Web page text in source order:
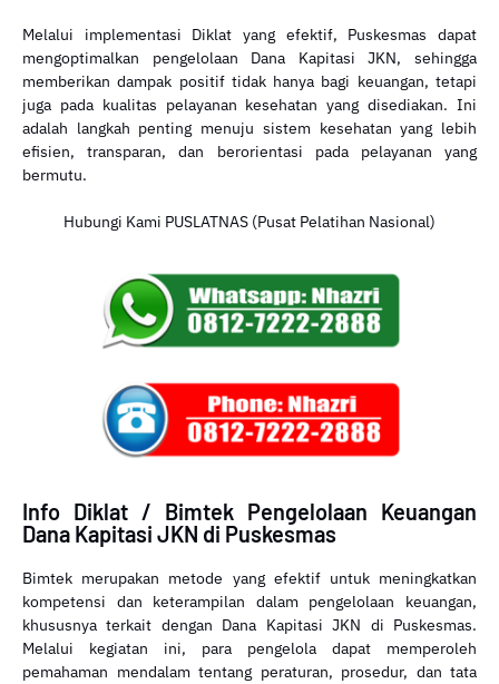
Melalui implementasi Diklat yang efektif, Puskesmas dapat
mengoptimalkan pengelolaan Dana Kapitasi JKN, sehingga
memberikan dampak positif tidak hanya bagi keuangan, tetapi
juga pada kualitas pelayanan kesehatan yang disediakan. Ini
adalah langkah penting menuju sistem kesehatan yang lebih
efisien, transparan, dan berorientasi pada pelayanan yang
bermutu.
Hubungi Kami PUSLATNAS (Pusat Pelatihan Nasional)
Info Diklat / Bimtek Pengelolaan Keuangan
Dana Kapitasi JKN di Puskesmas
Bimtek merupakan metode yang efektif untuk meningkatkan
kompetensi dan keterampilan dalam pengelolaan keuangan,
khususnya terkait dengan Dana Kapitasi JKN di Puskesmas.
Melalui kegiatan ini, para pengelola dapat memperoleh
pemahaman mendalam tentang peraturan, prosedur, dan tata